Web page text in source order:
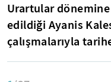
Urartular
edildiği Ayanis
çalışmalarıyla